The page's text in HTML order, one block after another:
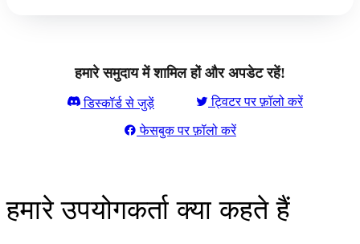
हमारे समुदाय में शामिल हों और अपडेट रहें!
डिस्कॉर्ड से जुड़ें ट्विटर पर फ़ॉलो करें
फेसबुक पर फ़ॉलो करें
हमारे उपयोगकर्ता क्या कहते हैं